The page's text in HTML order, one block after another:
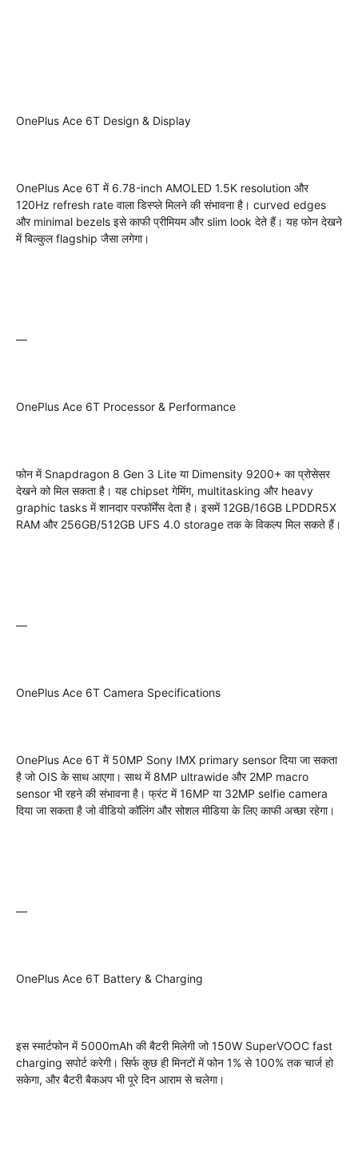
OnePlus Ace 6T Design & Display
OnePlus Ace 6T में 6.78-inch AMOLED 1.5K resolution और
120Hz refresh rate वाला डिस्प्ले मिलने की संभावना है। curved edges
और minimal bezels इसे काफी प्रीमियम और slim look देते हैं। यह फोन देखने
में बिल्कुल flagship जैसा लगेगा।
—
OnePlus Ace 6T Processor & Performance
फोन में Snapdragon 8 Gen 3 Lite या Dimensity 9200+ का प्रोसेसर
देखने को मिल सकता है। यह chipset गेमिंग, multitasking और heavy
graphic tasks में शानदार परफॉर्मेंस देता है। इसमें 12GB/16GB LPDDR5X
RAM और 256GB/512GB UFS 4.0 storage तक के विकल्प मिल सकते हैं।
—
OnePlus Ace 6T Camera Specifications
OnePlus Ace 6T में 50MP Sony IMX primary sensor दिया जा सकता
है जो OIS के साथ आएगा। साथ में 8MP ultrawide और 2MP macro
sensor भी रहने की संभावना है। फ्रंट में 16MP या 32MP selfie camera
दिया जा सकता है जो वीडियो कॉलिंग और सोशल मीडिया के लिए काफी अच्छा रहेगा।
—
OnePlus Ace 6T Battery & Charging
इस स्मार्टफोन में 5000mAh की बैटरी मिलेगी जो 150W SuperVOOC fast
charging सपोर्ट करेगी। सिर्फ कुछ ही मिनटों में फोन 1% से 100% तक चार्ज हो
सकेगा, और बैटरी बैकअप भी पूरे दिन आराम से चलेगा।